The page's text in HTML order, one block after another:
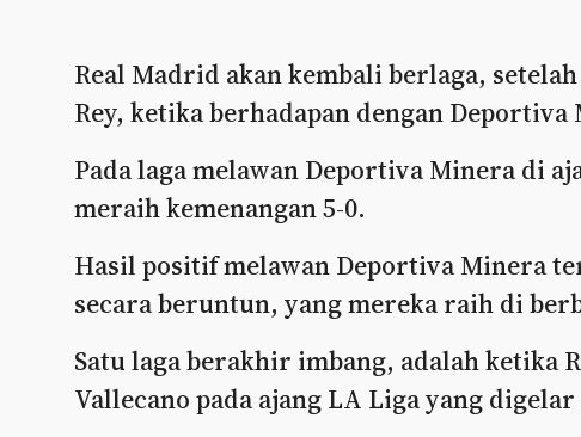
Real Madrid akan kembali berlaga,
Rey, ketika berhadapan dengan Deportiva
Pada laga melawan Deportiva Minera di
meraih kemenangan 5-0.
Hasil positif melawan Deportiva Minera
secara beruntun, yang mereka raih di
Satu laga berakhir imbang, adalah ketika
Vallecano pada ajang LA Liga yang digelar